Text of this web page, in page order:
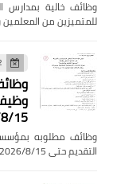
للمتميزين من المعلمين
15
وظائف مطلوبه
التقديم حتى 2026/8/15 للذكور والإناث اعلان…